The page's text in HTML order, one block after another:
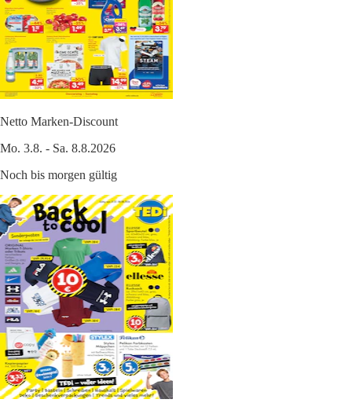
Netto Marken-Discount
Mo. 3.8. - Sa. 8.8.2026
Noch bis morgen gültig